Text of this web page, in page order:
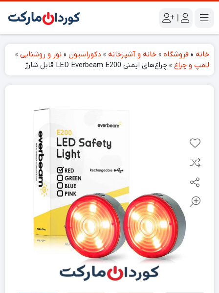
|
خانه » فروشگاه » خانه و آشپزخانه » دکوراسیون » نور و روشنایی »
لامپ و چراغ » چراغ‌های ایمنی LED Everbeam E200 قابل شارژ